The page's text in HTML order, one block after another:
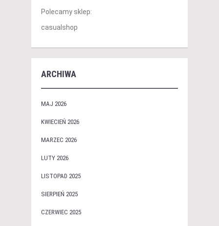
Polecamy sklep:
casualshop
ARCHIWA
MAJ 2026
KWIECIEŃ 2026
MARZEC 2026
LUTY 2026
LISTOPAD 2025
SIERPIEŃ 2025
CZERWIEC 2025